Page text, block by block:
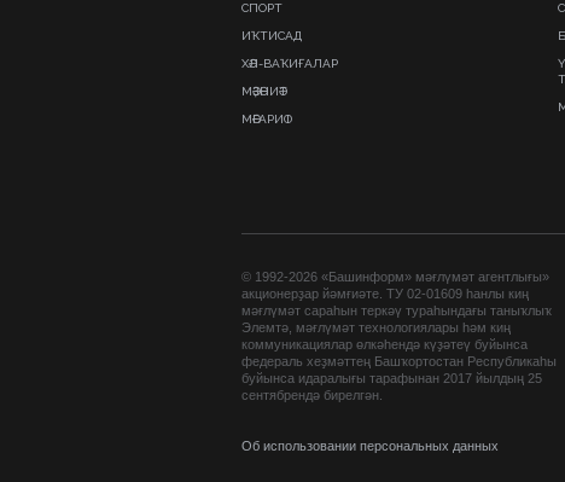
СПОРТ
ИҠТИСАД
ХӘЛ-ВАҠИҒАЛАР
МӘҘӘНИӘТ
МӘҒАРИФ
© 1992-2026 «Башинформ» мәғлүмәт агентлығы»
акционерҙар йәмғиәте. ТУ 02-01609 һанлы киң
мәғлүмәт сараһын теркәү тураһындағы таныҡлыҡ
Элемтә, мәғлүмәт технологиялары һәм киң
коммуникациялар өлкәһендә күҙәтеү буйынса
федераль хеҙмәттең Башҡортостан Республикаһы
буйынса идаралығы тарафынан 2017 йылдың 25
сентябрендә бирелгән.
Об использовании персональных данных